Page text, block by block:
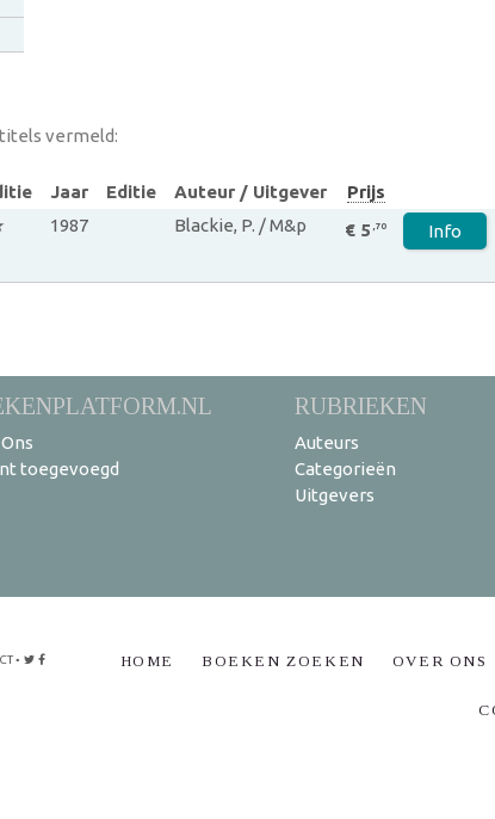
vermeld:
Jaar Editie Auteur / Uitgever
Prijs
1987 Blackie, P. / M&p € 5 ,70 Info
toegevoegd
RUBRIEKEN
Auteurs
Categorieën
Uitgevers
• HOME BOEKEN ZOEKEN OVER ONS